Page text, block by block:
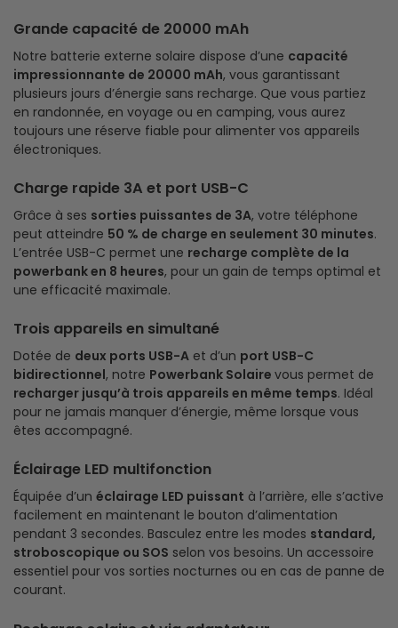
Grande capacité de 20000 mAh
Notre batterie externe solaire dispose d’une capacité
impressionnante de 20000 mAh, vous garantissant
plusieurs jours d’énergie sans recharge. Que vous partiez
en randonnée, en voyage ou en camping, vous aurez
toujours une réserve fiable pour alimenter vos appareils
électroniques.
Charge rapide 3A et port USB-C
Grâce à ses sorties puissantes de 3A, votre téléphone
peut atteindre 50 % de charge en seulement 30 minutes.
L’entrée USB-C permet une recharge complète de la
powerbank en 8 heures, pour un gain de temps optimal et
une efficacité maximale.
Trois appareils en simultané
Dotée de deux ports USB-A et d’un port USB-C
bidirectionnel, notre Powerbank Solaire vous permet de
recharger jusqu’à trois appareils en même temps. Idéal
pour ne jamais manquer d’énergie, même lorsque vous
êtes accompagné.
Éclairage LED multifonction
Équipée d’un éclairage LED puissant à l’arrière, elle s’active
facilement en maintenant le bouton d’alimentation
pendant 3 secondes. Basculez entre les modes standard,
stroboscopique ou SOS selon vos besoins. Un accessoire
essentiel pour vos sorties nocturnes ou en cas de panne de
courant.